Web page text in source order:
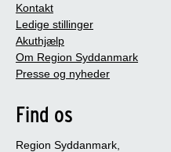
Kontakt
Ledige stillinger
Akuthjælp
Om Region Syddanmark
Presse og nyheder
Find os
Region Syddanmark,